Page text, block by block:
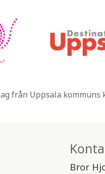
från Uppsala
Bror